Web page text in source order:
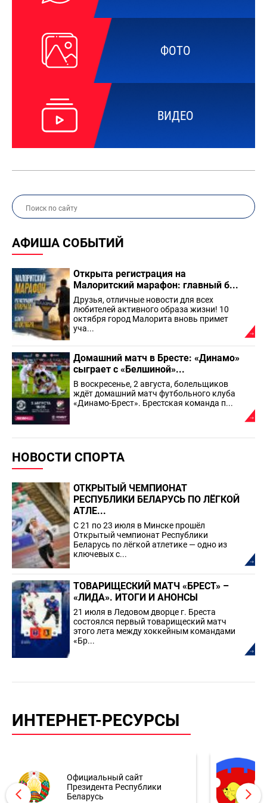
ФОТО
ВИДЕО
АФИША СОБЫТИЙ
Открыта регистрация на
Малоритский марафон: главный б...
Друзья, отличные новости для всех
любителей активного образа жизни! 10
октября город Малорита вновь примет
уча...
Домашний матч в Бресте: «Динамо»
сыграет с «Белшиной»...
В воскресенье, 2 августа, болельщиков
ждёт домашний матч футбольного клуба
«Динамо-Брест». Брестская команда п...
НОВОСТИ СПОРТА
ОТКРЫТЫЙ ЧЕМПИОНАТ
РЕСПУБЛИКИ БЕЛАРУСЬ ПО ЛЁГКОЙ
АТЛЕ...
С 21 по 23 июля в Минске прошёл
Открытый чемпионат Республики
Беларусь по лёгкой атлетике — одно из
ключевых с...
ТОВАРИЩЕСКИЙ МАТЧ «БРЕСТ» –
«ЛИДА». ИТОГИ И АНОНСЫ
21 июля в Ледовом дворце г. Бреста
состоялся первый товарищеский матч
этого лета между хоккейным командами
«Бр...
ИНТЕРНЕТ-РЕСУРСЫ
Официальный сайт
Президента Республики
Беларусь